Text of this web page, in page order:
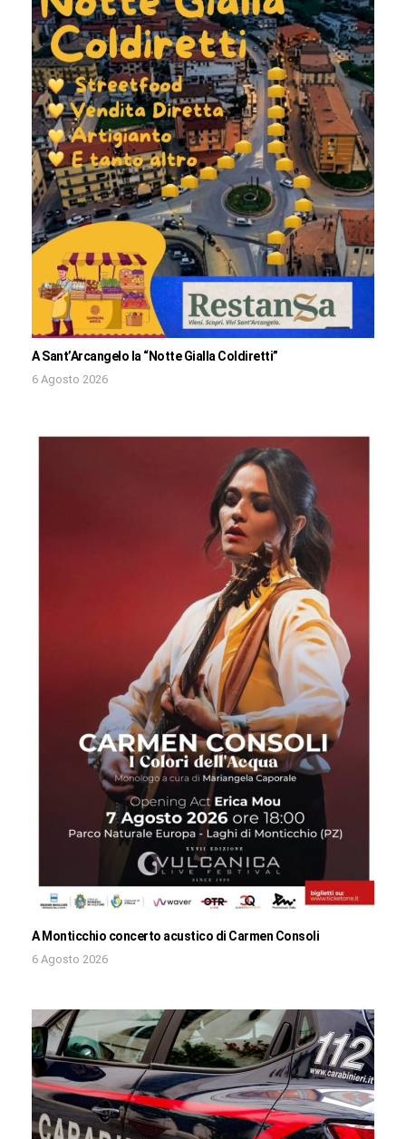
A Sant’Arcangelo la “Notte Gialla Coldiretti”
6 Agosto 2026
A Monticchio concerto acustico di Carmen Consoli
6 Agosto 2026